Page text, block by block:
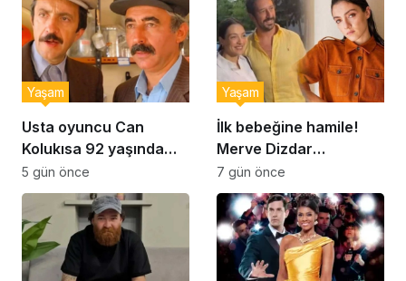
Usta oyuncu Can
Kolukısa 92 yaşında
hayatını kaybetti
Yaşam
5 gün önce
İlk bebeğine hamile!
Merve Dizdar
sessizliğini bozdu: ‘İsim
bulmak çok zor’
Yaşam
7 gün önce